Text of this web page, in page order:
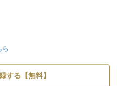
ら
する【無料】